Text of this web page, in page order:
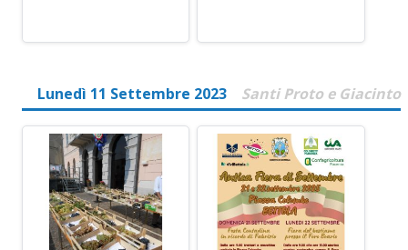
Lunedì 11 Settembre 2023 Santi Proto e Giacinto